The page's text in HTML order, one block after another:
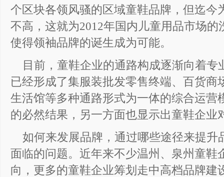
个区块各领风骚的区域童鞋品牌，但迄今
不高，这就为2012年国内儿童用品市场
使得领袖品牌的诞生成为可能。
目前，童鞋企业的通路构成逐渐向着
已经形成了集服装批发零售终端、百货商
生活馆等多种通路形式为一体的综合运营
的必然结果，另一方面也显示出童鞋企业
如何来发展品牌，通过哪些途径来提升
面临的问题。近年来不少温州、泉州童鞋
向，更多的童鞋企业筹划走中高档品牌建